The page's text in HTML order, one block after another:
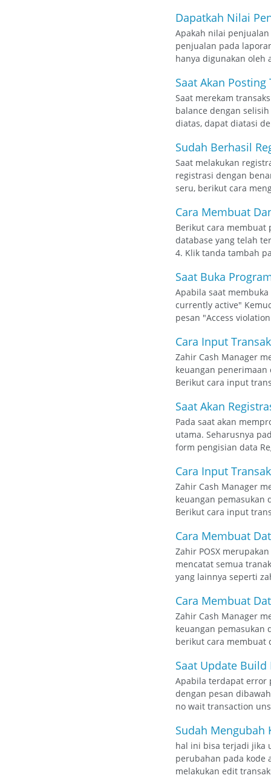
Dapatkah Nilai
Apakah nilai
penjualan pada
hanya digunakan oleh
Saat Akan
Saat merekam
balance dengan
diatas, dapat diatasi
Sudah Berhasil
Saat melakukan
registrasi dengan
seru, berikut cara
Cara Membuat
Berikut cara membuat
database yang telah
4. Klik tanda tambah
Saat Buka
Apabila saat
currently active"
pesan "Access
Cara Input
Zahir Cash Manager
keuangan
Berikut cara input
Saat Akan
Pada saat akan
utama. Seharusnya
form pengisian data
Cara Input
Zahir Cash Manager
keuangan pemasukan
Berikut cara input
Cara Membuat
Zahir POSX
mencatat semua
yang lainnya seperti
Cara Membuat
Zahir Cash Manager
keuangan pemasukan
berikut cara membuat
Saat Update
Apabila terdapat error
dengan pesan dibawah
no wait transaction
Sudah Mengubah
hal ini bisa terjadi jika
perubahan pada kode
melakukan edit